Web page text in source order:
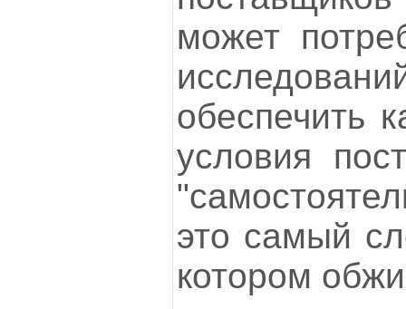
может
обеспечить
условия
это самый
котором